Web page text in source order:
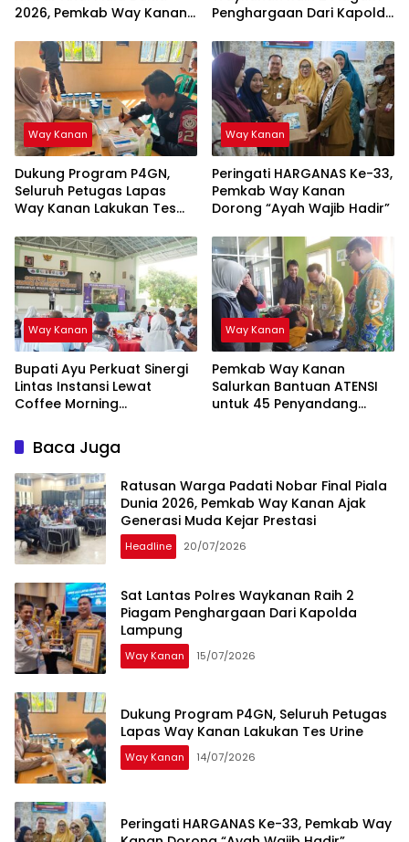
2026, Pemkab Way Kanan
Prestasi
Penghargaan Dari Kapolda
Way Kanan
Dukung Program P4GN,
Seluruh Petugas Lapas
Way Kanan Lakukan Tes
Way Kanan
Peringati HARGANAS Ke-33,
Pemkab Way Kanan
Dorong “Ayah Wajib Hadir”
Way Kanan
Bupati Ayu Perkuat Sinergi
Lintas Instansi Lewat
Coffee Morning
Way Kanan
Pemkab Way Kanan
Salurkan Bantuan ATENSI
untuk 45 Penyandang
Baca Juga
Ratusan Warga Padati Nobar Final Piala
Dunia 2026, Pemkab Way Kanan Ajak
Generasi Muda Kejar Prestasi
Headline 20/07/2026
Sat Lantas Polres Waykanan Raih 2
Piagam Penghargaan Dari Kapolda
Lampung
Way Kanan 15/07/2026
Dukung Program P4GN, Seluruh Petugas
Lapas Way Kanan Lakukan Tes Urine
Way Kanan 14/07/2026
Peringati HARGANAS Ke-33, Pemkab Way